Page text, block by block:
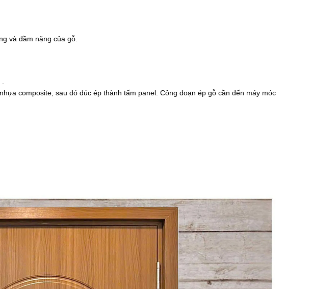
và đầm nặng của gỗ.
composite, sau đó đúc ép thành tấm panel. Công đoạn ép gỗ cần đến máy móc